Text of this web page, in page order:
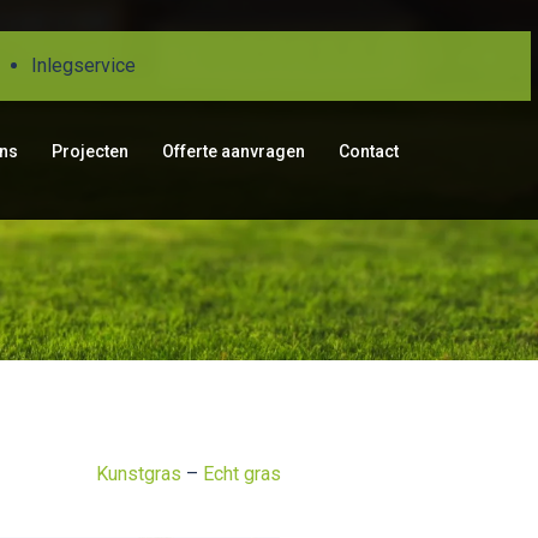
Inlegservice
Projecten Offerte aanvragen Contact
Kunstgras – Echt gras